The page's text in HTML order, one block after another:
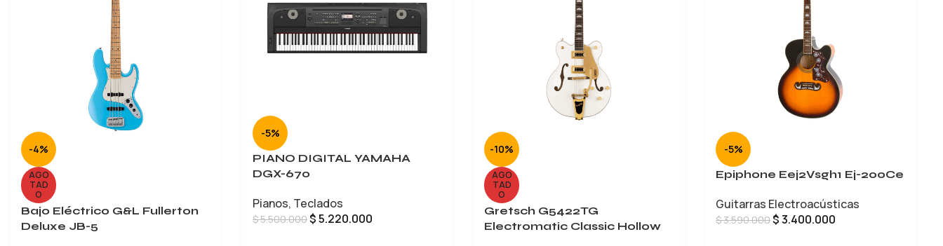
-4%
AGO
TAD
O
Bajo Eléctrico G&L Fullerton
Deluxe JB-5
-5%
PIANO DIGITAL YAMAHA
DGX-670
Pianos, Teclados
$5.500.000$5.220.000
-10%
AGO
TAD
O
Gretsch G5422TG
Electromatic Classic Hollow
-5%
Epiphone Eej2Vsgh1 Ej-200Ce
Guitarras Electroacústicas
$3.590.000$3.400.000